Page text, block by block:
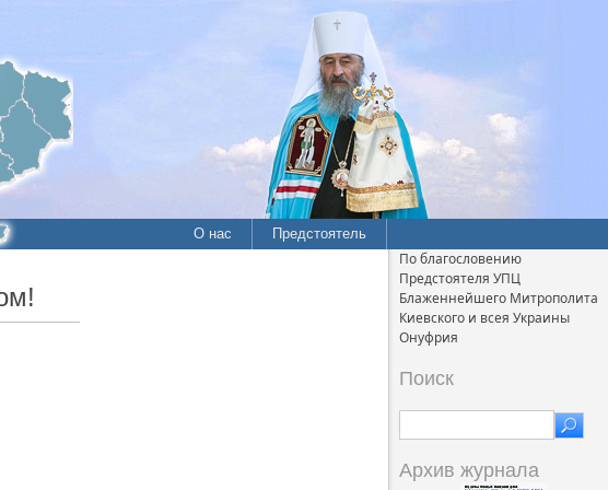
О нас Предстоятель
По благословению
Предстоятеля УПЦ
Блаженнейшего Митрополита
Киевского и всея Украины
Онуфрия
Поиск
Архив журнала